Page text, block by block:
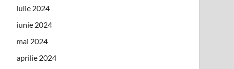
iulie 2024
iunie 2024
mai 2024
aprilie 2024